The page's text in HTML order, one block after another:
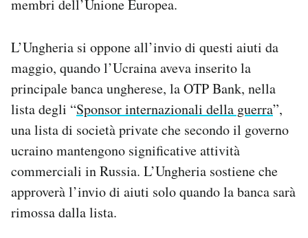
Notifiche mobile
Hai bisogno di aiuto?
Esci
membri dell’Unione Europea.
L’Ungheria si oppone all’invio di questi aiuti da
maggio, quando l’Ucraina aveva inserito la
principale banca ungherese, la OTP Bank, nella
lista degli “Sponsor internazionali della guerra”,
una lista di società private che secondo il governo
ucraino mantengono significative attività
commerciali in Russia. L’Ungheria sostiene che
approverà l’invio di aiuti solo quando la banca sarà
rimossa dalla lista.